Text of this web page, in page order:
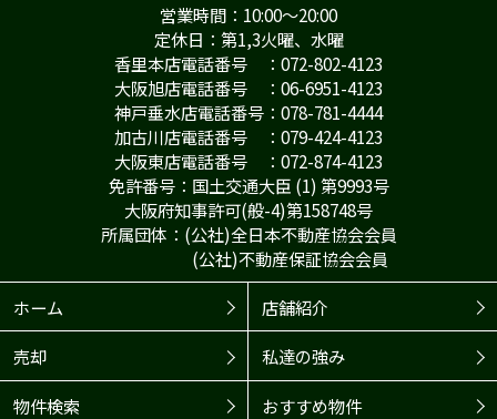
営業時間：10:00～20:00
定休日：第1,3火曜、水曜
香里本店電話番号 ：072-802-4123
大阪旭店電話番号 ：06-6951-4123
神戸垂水店電話番号：078-781-4444
加古川店電話番号 ：079-424-4123
大阪東店電話番号 ：072-874-4123
免許番号：国土交通大臣 (1) 第9993号
大阪府知事許可(般-4)第158748号
所属団体：(公社)全日本不動産協会会員
(公社)不動産保証協会会員
ホーム
店舗紹介
売却 私達の強み
物件検索 おすすめ物件